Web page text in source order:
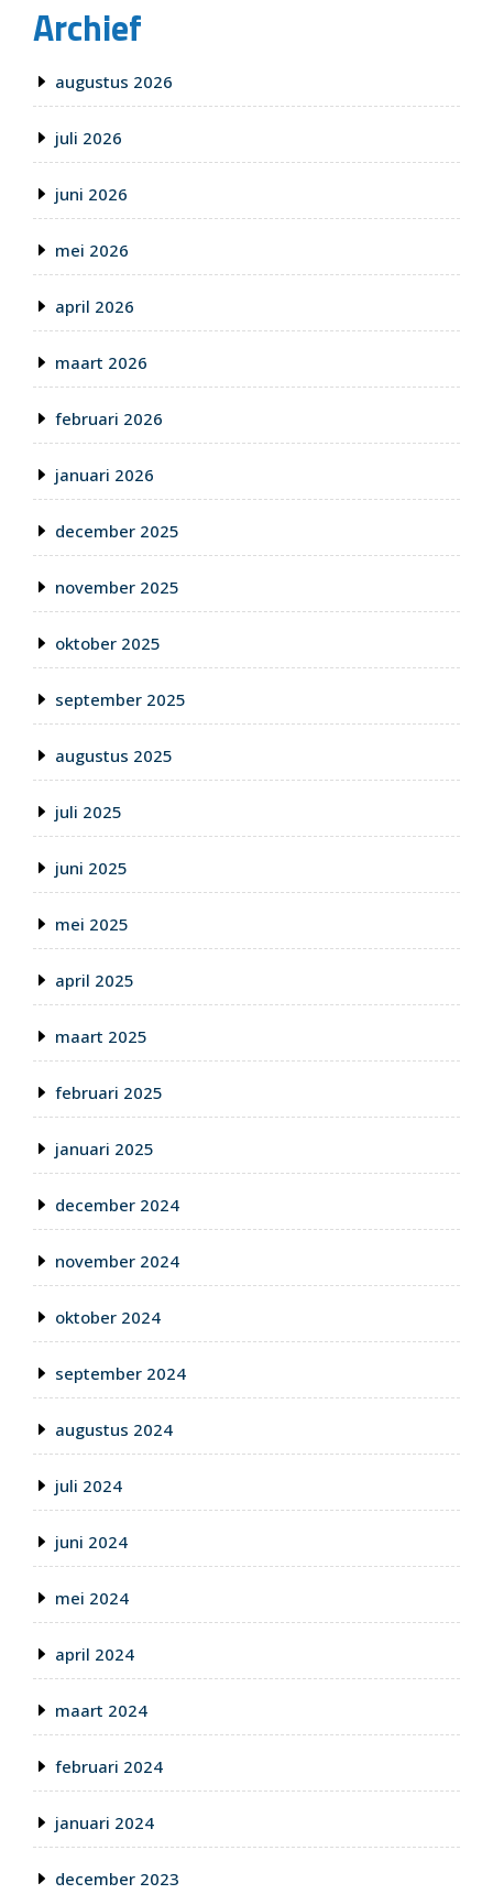
Archief
augustus 2026
juli 2026
juni 2026
mei 2026
april 2026
maart 2026
februari 2026
januari 2026
december 2025
november 2025
oktober 2025
september 2025
augustus 2025
juli 2025
juni 2025
mei 2025
april 2025
maart 2025
februari 2025
januari 2025
december 2024
november 2024
oktober 2024
september 2024
augustus 2024
juli 2024
juni 2024
mei 2024
april 2024
maart 2024
februari 2024
januari 2024
december 2023